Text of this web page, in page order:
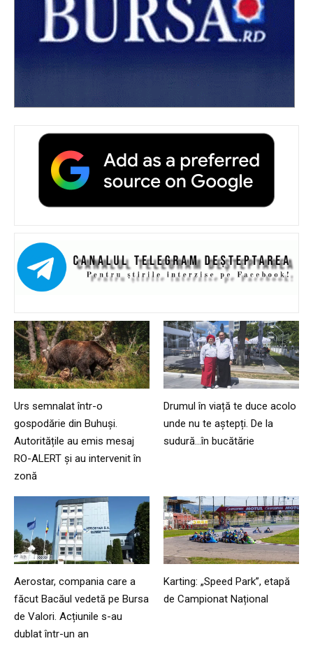
Urs semnalat într-o
gospodărie din Buhuși.
Autoritățile au emis mesaj
RO-ALERT și au intervenit în
zonă
Drumul în viață te duce acolo
unde nu te aștepți. De la
sudură…în bucătărie
Aerostar, compania care a
făcut Bacăul vedetă pe Bursa
de Valori. Acțiunile s-au
dublat într-un an
Karting: „Speed Park”, etapă
de Campionat Național